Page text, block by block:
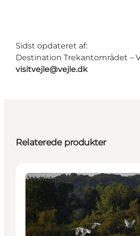
Sidst opdateret af:
Destination Trekantområdet –
visitvejle@vejle.dk
Relaterede produkter
Attraktioner